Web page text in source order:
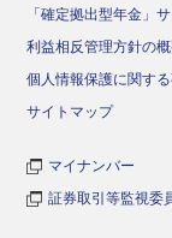
「確定拠出型年金」
利益相反管理方針の
個人情報保護に関す
サイトマップ
マイナンバー
証券取引等監視委